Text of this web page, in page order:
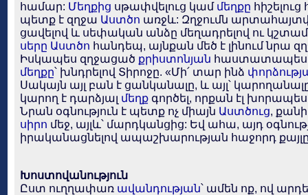
համար: Մեղքից սթափվելուց կամ մեղքը
պետք է զղջա Աստծո առջև: Զղջումն
ցավելով և սեփական անձը մեղադրելով ու
սերը Աստծո հանդեպ, այնքան մեծ է լինում նրա
Իսկապես զղջացած քրիստոնյան հաստատապես
մեղքը՝ խնդրելով Տիրոջը. «Մի՛ տար ինձ
Սակայն այլ բան է ցանկանալը, և այլ՝
կարող է դարձյալ մեղք գործել, որքան էլ
Նրան օգնություն է պետք ոչ միայն Աստծուց,
սիրո մեջ, այլև՝ մարդկանցից: Եվ ահա, այդ
իրականացնելով ապաշխարության հաջորդ
Խոստովանություն
Ըստ ուղղափառ ավանդության՝ ամեն ոք, ով